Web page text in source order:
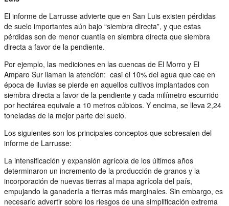
El informe de Larrusse advierte que en San Luis existen pérdidas
de suelo importantes aún bajo “siembra directa”, y que estas
pérdidas son de menor cuantía en siembra directa que siembra
directa a favor de la pendiente.
Por ejemplo, las mediciones en las cuencas de El Morro y El
Amparo Sur llaman la atención: casi el 10% del agua que cae en
época de lluvias se pierde en aquellos cultivos implantados con
siembra directa a favor de la pendiente y cada milímetro escurrido
por hectárea equivale a 10 metros cúbicos. Y encima, se lleva 2,24
toneladas de la mejor parte del suelo.
Los siguientes son los principales conceptos que sobresalen del
informe de Larrusse:
La intensificación y expansión agrícola de los últimos años
determinaron un incremento de la producción de granos y la
incorporación de nuevas tierras al mapa agrícola del país,
empujando la ganadería a tierras más marginales. Sin embargo, es
necesario advertir sobre los riesgos de una simplificación extrema